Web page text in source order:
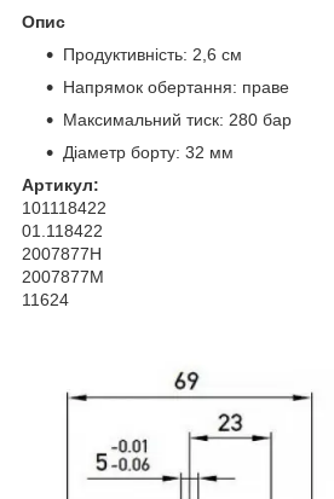
Опис
Продуктивність: 2,6 см
Напрямок обертання: праве
Максимальний тиск: 280 бар
Діаметр борту: 32 мм
Артикул:
101118422
01.118422
2007877H
2007877M
11624